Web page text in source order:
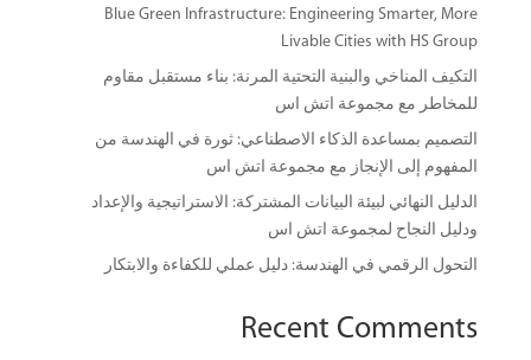
Blue Green Infrastructure: Engineering Smarter, More
Livable Cities with HS Group
التكيف المناخي والبنية التحتية المرنة: بناء مستقبل مقاوم
للمخاطر مع مجموعة اتش اس
التصميم بمساعدة الذكاء الاصطناعي: ثورة في الهندسة من
المفهوم إلى الإنجاز مع مجموعة اتش اس
الدليل النهائي لبيئة البيانات المشتركة: الاستراتيجية والإعداد
ودليل النجاح لمجموعة اتش اس
التحول الرقمي في الهندسة: دليل عملي للكفاءة والابتكار
Recent Comments